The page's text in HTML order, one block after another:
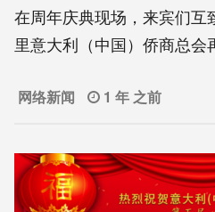
在周年庆典现场，来宾们
里意大利（中国）侨商总会
网络新闻 1 年 之前